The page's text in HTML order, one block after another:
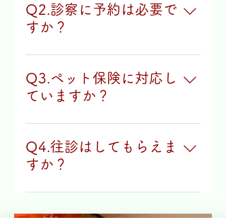
00まで、午後は13：00～
20：00まで診察しています。
12：00まで、午後は13：00
～17：00までの診察です。 休
診日は日曜・祝日となりま
Q2.診察に予約は必要で
すか？
基本的に犬、猫は不要。それ
以外は来院前に確認の電話を
お願い致します。
Q3.ペット保険に対応し
ていますか？
はい。アニコムどうぶつ健
保、iPetうちの子健保、アリア
ンツペット保険は窓口での清
Q4.往診はしてもらえま
すか？
はい、可能です。事前にご予
約ください。